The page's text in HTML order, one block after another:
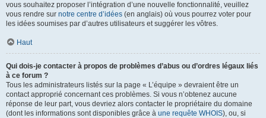
vous souhaitez proposer l’intégration d’une nouvelle fonctionnalité, veuillez
vous rendre sur notre centre d’idées (en anglais) où vous pourrez voter pour
les idées soumises par d’autres utilisateurs et suggérer les vôtres.
Haut
Qui dois-je contacter à propos de problèmes d’abus ou d’ordres légaux liés
à ce forum ?
Tous les administrateurs listés sur la page « L’équipe » devraient être un
contact approprié concernant ces problèmes. Si vous n’obtenez aucune
réponse de leur part, vous devriez alors contacter le propriétaire du domaine
(dont les informations sont disponibles grâce à une requête WHOIS), ou, si